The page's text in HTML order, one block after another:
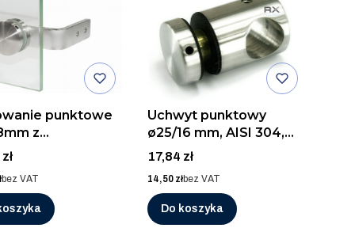
punktowe
z
AISI 304,
bez VAT
Uchwyt punktowy
ø25/16 mm, AISI 304,
SZLIF
Cena
17,84 zł
Cena
14,50 złbez VAT
Do koszyka